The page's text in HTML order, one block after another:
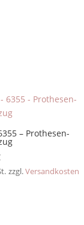
– Prothesen-
zzgl.Versandkosten